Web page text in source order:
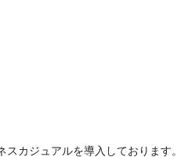
カジュアルを導入しております。